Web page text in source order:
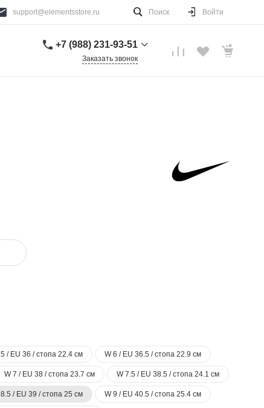
support@elementsstore.ru Поиск Войти
+7 (988) 231-93-51
Заказать звонок
/ EU 36 / стопа 22.4 см W 6 / EU 36.5 / стопа 22.9 см
W 7 / EU 38 / стопа 23.7 см W 7.5 / EU 38.5 / стопа 24.1 см
/ EU 39 / стопа 25 см W 9 / EU 40.5 / стопа 25.4 см